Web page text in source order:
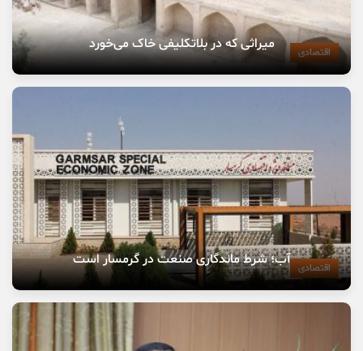
اقتصادی میراثی که در بلاتکلیفی خاک می‌خورد
اقتصادی آب؛ شرط ماندگاری صنعت در گرمسار است